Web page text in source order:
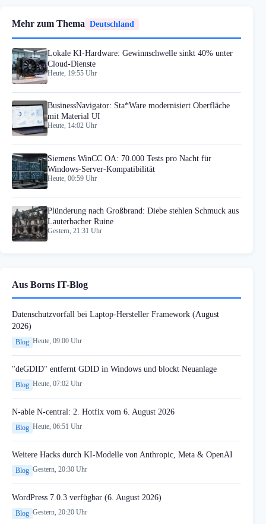
Mehr zum Thema Deutschland
Lokale KI-Hardware: Gewinnschwelle sinkt 40% unter
Cloud-Dienste
Heute, 19:55 Uhr
BusinessNavigator: Sta*Ware modernisiert Oberfläche
mit Material UI
Heute, 14:02 Uhr
Siemens WinCC OA: 70.000 Tests pro Nacht für
Windows-Server-Kompatibilität
Heute, 00:59 Uhr
Plünderung nach Großbrand: Diebe stehlen Schmuck aus
Lauterbacher Ruine
Gestern, 21:31 Uhr
Aus Borns IT-Blog
Datenschutzvorfall bei Laptop-Hersteller Framework (August
2026)
Blog Heute, 09:00 Uhr
"deGDID" entfernt GDID in Windows und blockt Neuanlage
Blog Heute, 07:02 Uhr
N-able N-central: 2. Hotfix vom 6. August 2026
Blog Heute, 06:51 Uhr
Weitere Hacks durch KI-Modelle von Anthropic, Meta & OpenAI
Blog Gestern, 20:30 Uhr
WordPress 7.0.3 verfügbar (6. August 2026)
Blog Gestern, 20:20 Uhr